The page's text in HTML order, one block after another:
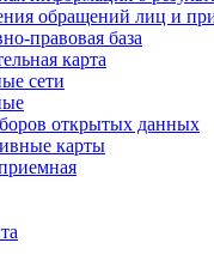
обращений лиц и
правовая база
карта
сети
открытых данных
карты